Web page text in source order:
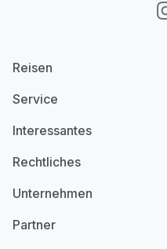
Reisen
Service
Interessantes
Rechtliches
Unternehmen
Partner